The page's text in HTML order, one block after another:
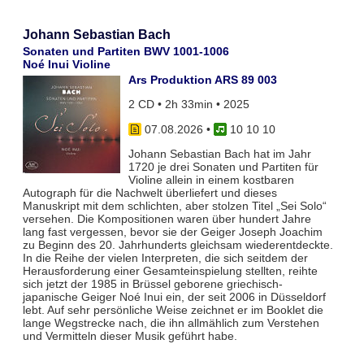
Johann Sebastian Bach
Sonaten und Partiten BWV 1001-1006
Noé Inui Violine
Ars Produktion ARS 89 003
2 CD • 2h 33min • 2025
07.08.2026 •
10 10 10
Johann Sebastian Bach hat im Jahr
1720 je drei Sonaten und Partiten für
Violine allein in einem kostbaren
Autograph für die Nachwelt überliefert und dieses
Manuskript mit dem schlichten, aber stolzen Titel „Sei Solo“
versehen. Die Kompositionen waren über hundert Jahre
lang fast vergessen, bevor sie der Geiger Joseph Joachim
zu Beginn des 20. Jahrhunderts gleichsam wiederentdeckte.
In die Reihe der vielen Interpreten, die sich seitdem der
Herausforderung einer Gesamteinspielung stellten, reihte
sich jetzt der 1985 in Brüssel geborene griechisch-
japanische Geiger Noé Inui ein, der seit 2006 in Düsseldorf
lebt. Auf sehr persönliche Weise zeichnet er im Booklet die
lange Wegstrecke nach, die ihn allmählich zum Verstehen
und Vermitteln dieser Musik geführt habe.